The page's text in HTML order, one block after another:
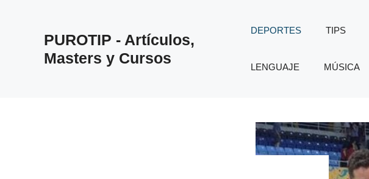
PUROTIP - Artículos,
Masters y Cursos
DEPORTES TIPS
LENGUAJE MÚSICA